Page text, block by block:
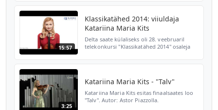
15:57
Klassikatähed 2014: viiuldaja
Katariina Maria Kits
Delta saate külaliseks oli 28. veebruaril
telekonkursi "Klassikatähed 2014" osaleja
3:25
Katariina Maria Kits - "Talv"
Katariina Maria Kits esitas finaalsaates loo
"Talv". Autor: Astor Piazzolla.